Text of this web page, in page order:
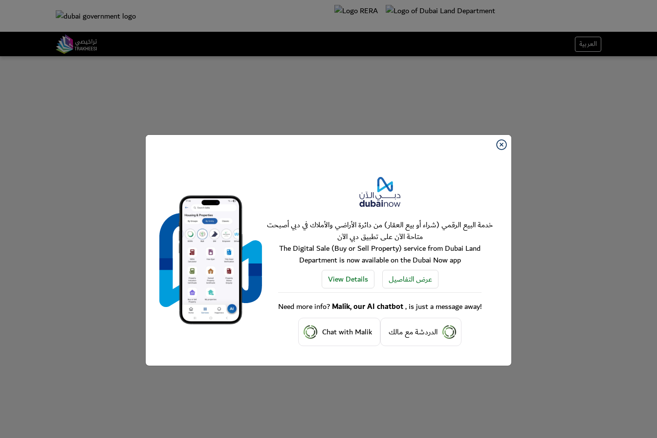
العربية
خدمة البيع الرقمي (شراء أو بيع العقار) من دائرة الأراضي والأملاك في دبي أصبحت
متاحة الآن على تطبيق دبي الآن
The Digital Sale (Buy or Sell Property) service from Dubai Land
Department is now available on the Dubai Now app
View Details
عرض التفاصيل
Need more info?Malik, our AI chatbot, is just a message away!
Chat with Malik
الدردشة مع مالك